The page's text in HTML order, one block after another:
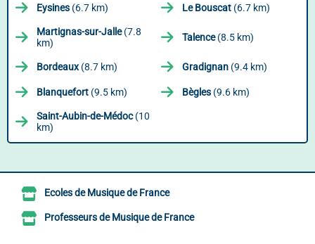
Eysines (6.7 km) Le Bouscat (6.7 km)
Martignas-sur-Jalle(7.8
km)
Talence(8.5 km)
Bordeaux(8.7 km) Gradignan (9.4 km)
Blanquefort (9.5 km) Bègles (9.6 km)
Saint-Aubin-de-Médoc(10
km)
Ecoles de Musique de France
Professeurs de Musique de France